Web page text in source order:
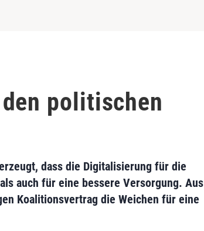
politischen
dass die Digitalisierung für die
auch für eine bessere Versorgung. Aus
Koalitionsvertrag die Weichen für eine